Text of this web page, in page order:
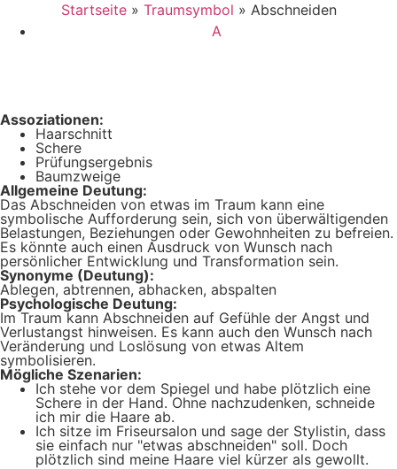
Startseite» Traumsymbol » Abschneiden
A
Assoziationen:
Haarschnitt
Schere
Prüfungsergebnis
Baumzweige
Allgemeine Deutung:
Das Abschneiden von etwas im Traum kann eine
symbolische Aufforderung sein, sich von überwältigenden
Belastungen, Beziehungen oder Gewohnheiten zu befreien.
Es könnte auch einen Ausdruck von Wunsch nach
persönlicher Entwicklung und Transformation sein.
Synonyme (Deutung):
Ablegen, abtrennen, abhacken, abspalten
Psychologische Deutung:
Im Traum kann Abschneiden auf Gefühle der Angst und
Verlustangst hinweisen. Es kann auch den Wunsch nach
Veränderung und Loslösung von etwas Altem
symbolisieren.
Mögliche Szenarien:
Ich stehe vor dem Spiegel und habe plötzlich eine
Schere in der Hand. Ohne nachzudenken, schneide
ich mir die Haare ab.
Ich sitze im Friseursalon und sage der Stylistin, dass
sie einfach nur "etwas abschneiden" soll. Doch
plötzlich sind meine Haare viel kürzer als gewollt.